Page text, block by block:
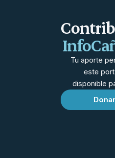
Tu aporte
este
disponible
Donar